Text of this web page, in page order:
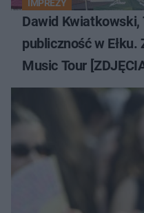
IMPREZY
Dawid Kwiatkowski,
publiczność w
Music Tour